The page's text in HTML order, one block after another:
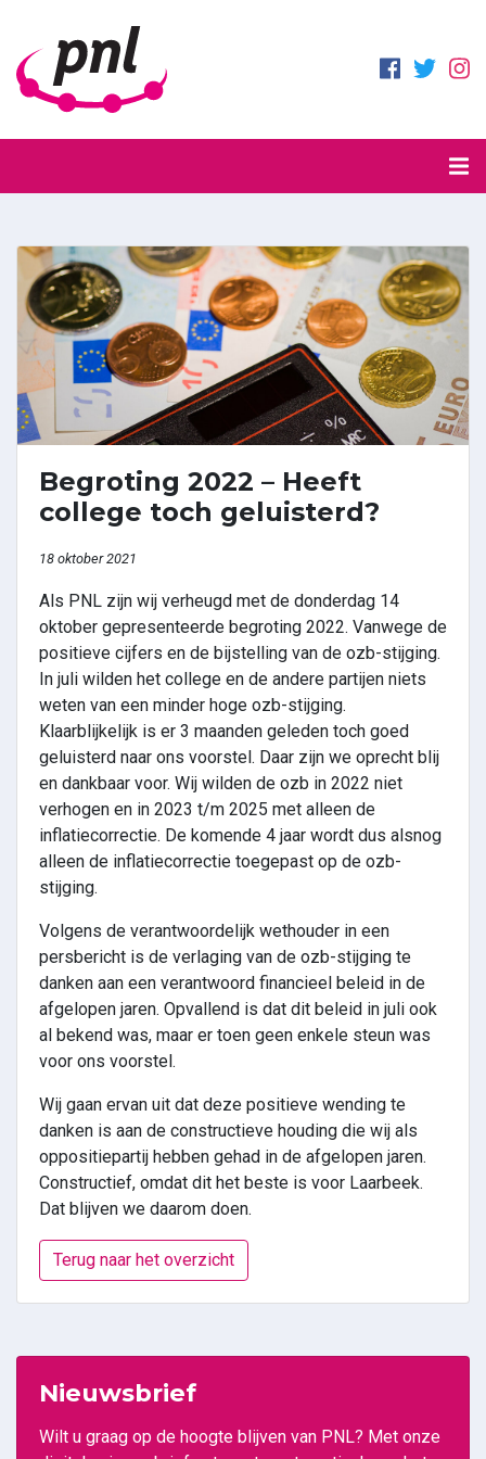
Begroting 2022 – Heeft
college toch geluisterd?
18 oktober 2021
Als PNL zijn wij verheugd met de donderdag 14
oktober gepresenteerde begroting 2022. Vanwege de
positieve cijfers en de bijstelling van de ozb-stijging.
In juli wilden het college en de andere partijen niets
weten van een minder hoge ozb-stijging.
Klaarblijkelijk is er 3 maanden geleden toch goed
geluisterd naar ons voorstel. Daar zijn we oprecht blij
en dankbaar voor. Wij wilden de ozb in 2022 niet
verhogen en in 2023 t/m 2025 met alleen de
inflatiecorrectie. De komende 4 jaar wordt dus alsnog
alleen de inflatiecorrectie toegepast op de ozb-
stijging.
Volgens de verantwoordelijk wethouder in een
persbericht is de verlaging van de ozb-stijging te
danken aan een verantwoord financieel beleid in de
afgelopen jaren. Opvallend is dat dit beleid in juli ook
al bekend was, maar er toen geen enkele steun was
voor ons voorstel.
Wij gaan ervan uit dat deze positieve wending te
danken is aan de constructieve houding die wij als
oppositiepartij hebben gehad in de afgelopen jaren.
Constructief, omdat dit het beste is voor Laarbeek.
Dat blijven we daarom doen.
Terug naar het overzicht
Nieuwsbrief
Wilt u graag op de hoogte blijven van PNL? Met onze